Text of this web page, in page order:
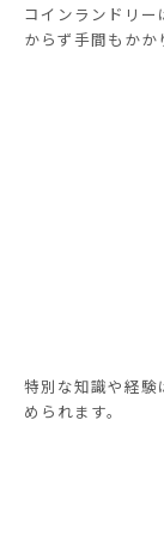
コインランドリ
からず手間もかか
特別な知識や経験
められます。